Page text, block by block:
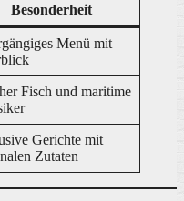
Besonderheit
Menü mit
Fisch und maritime
Gerichte mit
Zutaten